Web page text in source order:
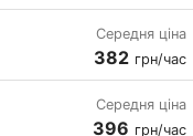
Середня ціна
382 грн/час
Середня ціна
396 грн/час